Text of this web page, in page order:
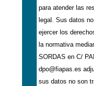
para atender las
legal. Sus datos
ejercer los
la normativa
SORDAS en C/
dpo@fiapas.es
sus datos no son